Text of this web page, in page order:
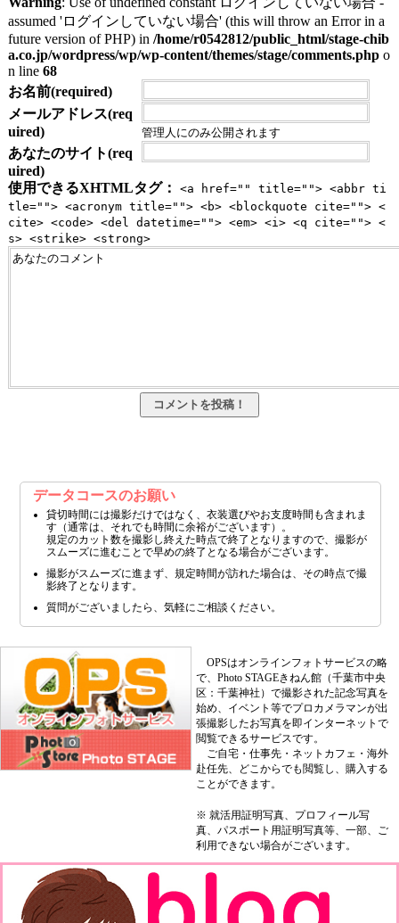
assumed 'ログインしていない場合' (this will throw an Error in a
future version of PHP) in /home/r0542812/public_html/stage-chib
a.co.jp/wordpress/wp/wp-content/themes/stage/comments.phpo
n line 68
お名前(required)
メールアドレス(req
uired)
管理人にのみ公開されます
あなたのサイト(req
uired)
使用できるXHTMLタグ：
<a href="" title=""> <abbr ti
tle=""> <acronym title=""> <b> <blockquote cite=""> <
cite> <code> <del datetime=""> <em> <i> <q cite=""> <
s> <strike> <strong>
データコースのお願い
貸切時間には撮影だけではなく、衣装選びやお支度時間も含まれま
す（通常は、それでも時間に余裕がございます）。
規定のカット数を撮影し終えた時点で終了となりますので、撮影が
スムーズに進むことで早めの終了となる場合がございます。
撮影がスムーズに進まず、規定時間が訪れた場合は、その時点で撮
影終了となります。
質問がございましたら、気軽にご相談ください。
OPSはオンラインフォトサービスの略
で、Photo STAGEきねん館（千葉市中央
区：千葉神社）で撮影された記念写真を
始め、イベント等でプロカメラマンが出
張撮影したお写真を即インターネットで
閲覧できるサービスです。
ご自宅・仕事先・ネットカフェ・海外
赴任先、どこからでも閲覧し、購入する
ことができます。
※ 就活用証明写真、プロフィール写
真、パスポート用証明写真等、一部、ご
利用できない場合がございます。